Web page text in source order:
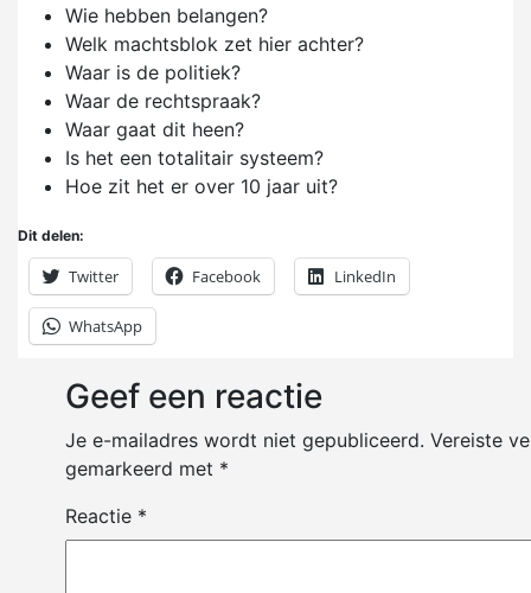
Wie hebben belangen?
Welk machtsblok zet hier achter?
Waar is de politiek?
Waar de rechtspraak?
Waar gaat dit heen?
Is het een totalitair systeem?
Hoe zit het er over 10 jaar uit?
Dit delen:
Twitter Facebook LinkedIn
WhatsApp
Geef een reactie
Je e-mailadres wordt niet gepubliceerd. Vereiste
gemarkeerd met *
Reactie *